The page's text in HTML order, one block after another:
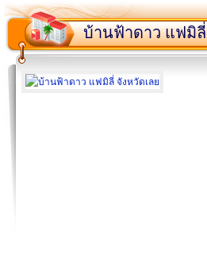
บ้านฟ้าดาว แฟมิลี่